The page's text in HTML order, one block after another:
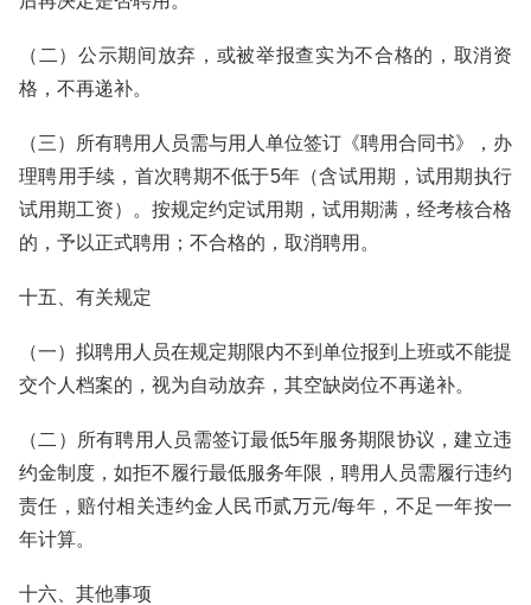
（二）公示期间放弃，或被举报查实为不合格的，取消资
格，不再递补。
（三）所有聘用人员需与用人单位签订《聘用合同书》，办
理聘用手续，首次聘期不低于5年（含试用期，试用期执行
试用期工资）。按规定约定试用期，试用期满，经考核合格
的，予以正式聘用；不合格的，取消聘用。
十五、有关规定
（一）拟聘用人员在规定期限内不到单位报到上班或不能提
交个人档案的，视为自动放弃，其空缺岗位不再递补。
（二）所有聘用人员需签订最低5年服务期限协议，建立违
约金制度，如拒不履行最低服务年限，聘用人员需履行违约
责任，赔付相关违约金人民币贰万元/每年，不足一年按一
年计算。
十六、其他事项